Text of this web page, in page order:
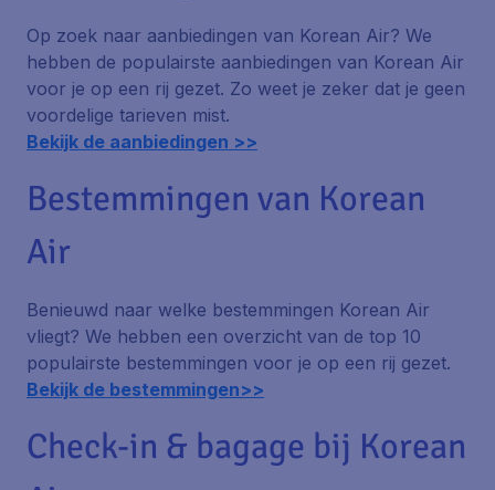
Op zoek naar aanbiedingen van Korean Air? We
hebben de populairste aanbiedingen van Korean Air
voor je op een rij gezet. Zo weet je zeker dat je geen
voordelige tarieven mist.
Bekijk de aanbiedingen >>
Bestemmingen van Korean
Air
Benieuwd naar welke bestemmingen Korean Air
vliegt? We hebben een overzicht van de top 10
populairste bestemmingen voor je op een rij gezet.
Bekijk de bestemmingen>>
Check-in & bagage bij Korean